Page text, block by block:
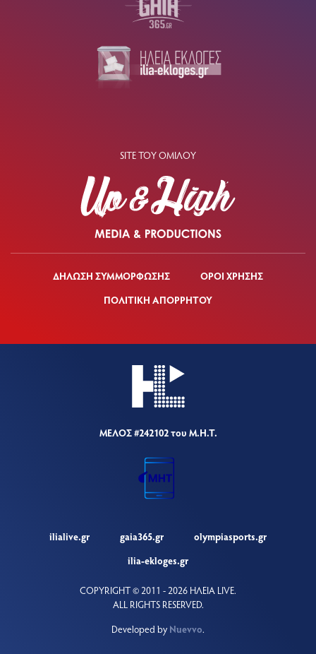
SITE ΤΟΥ ΟΜΙΛΟΥ
ΔΗΛΩΣΗ ΣΥΜΜΟΡΦΩΣΗΣ
ΟΡΟΙ ΧΡΗΣΗΣ
ΠΟΛΙΤΙΚΗ ΑΠΟΡΡΗΤΟΥ
ΜΕΛΟΣ #242102 του Μ.Η.Τ.
ilialive.gr gaia365.gr
olympiasports.gr
ilia-ekloges.gr
COPYRIGHT © 2011 - 2026 ΗΛΕΙΑ LIVE.
ALL RIGHTS RESERVED.
Developed by Nuevvo.